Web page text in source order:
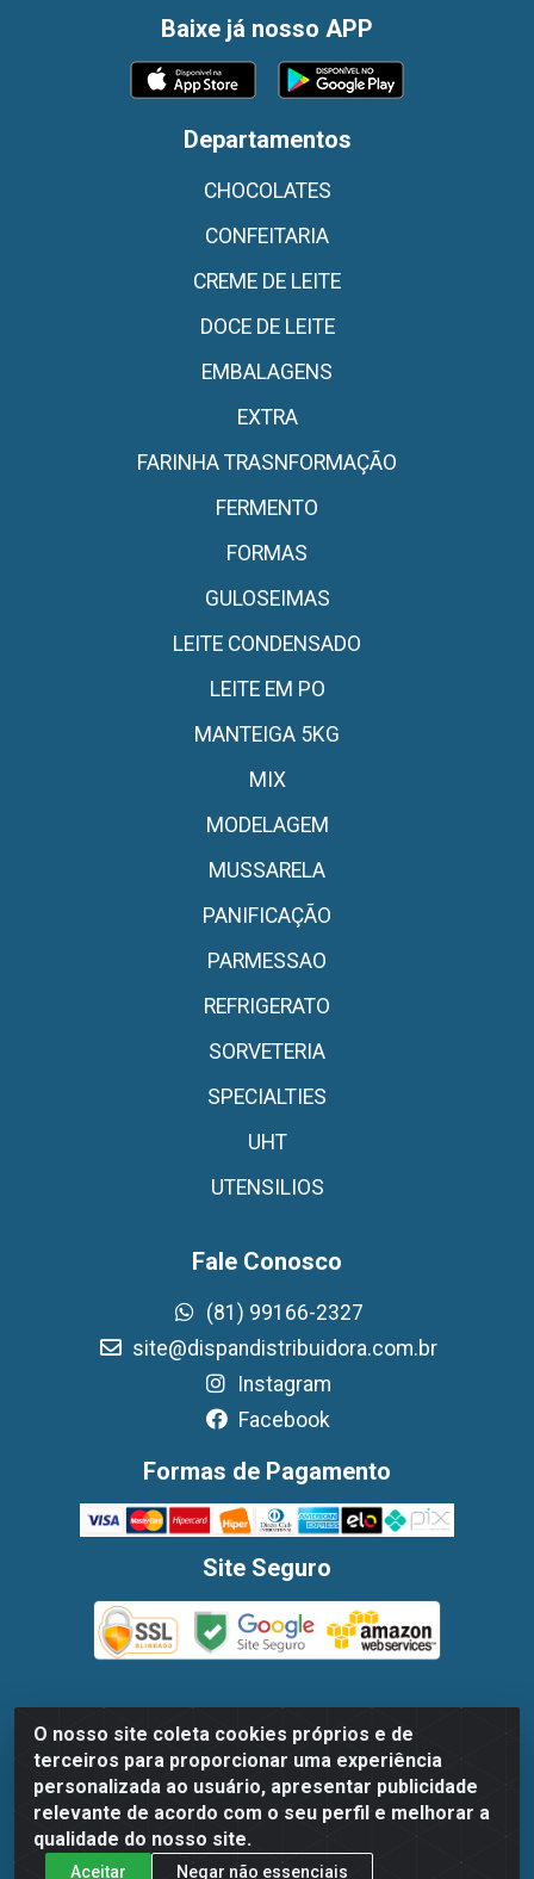
O nosso site coleta cookies próprios e de
terceiros para proporcionar uma experiência
personalizada ao usuário, apresentar publicidade
relevante de acordo com o seu perfil e melhorar a
qualidade do nosso site.
Aceitar Negar não essenciais
Baixe já nosso APP
Departamentos
CHOCOLATES
CONFEITARIA
CREME DE LEITE
DOCE DE LEITE
EMBALAGENS
EXTRA
FARINHA TRASNFORMAÇÃO
FERMENTO
FORMAS
GULOSEIMAS
LEITE CONDENSADO
LEITE EM PO
MANTEIGA 5KG
MIX
MODELAGEM
MUSSARELA
PANIFICAÇÃO
PARMESSAO
REFRIGERATO
SORVETERIA
SPECIALTIES
UHT
UTENSILIOS
Fale Conosco
(81) 99166-2327
site@dispandistribuidora.com.br
Instagram
Facebook
Formas de Pagamento
Site Seguro
Dispan Distribuidora de Alimentos LTDA - Avenida Marechal
Mascarenhas De Moraes, 1048- Imbiribeira, Recife/PE - CEP
51.170-000 - CNPJ 30.779.584/0003-78